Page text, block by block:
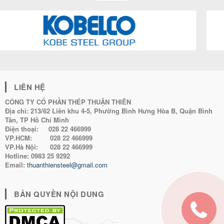
LIÊN HỆ
CÔNG TY CỔ PHẦN THÉP THUẬN THIÊN
Địa chỉ: 213/62 Liên khu 4-5, Phường Bình Hưng Hòa B, Quận Bình
Tân, TP Hồ Chí Minh
Điện thoại:
028 22 466999
VP.HCM:
028 22 466999
VP.Hà Nội:
028 22 466999
Hotline: 0983 25 9292
Email: thuanthiensteel@gmail.com
BẢN QUYỀN NỘI DUNG